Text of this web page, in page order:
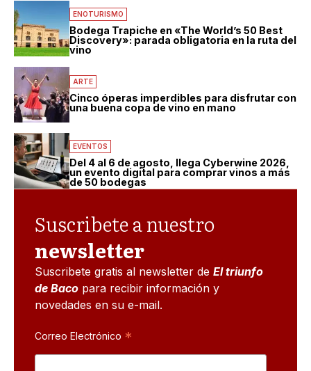
ENOTURISMO
Bodega Trapiche en «The World’s 50 Best
Discovery»: parada obligatoria en la ruta del
vino
ARTE
Cinco óperas imperdibles para disfrutar con
una buena copa de vino en mano
EVENTOS
Del 4 al 6 de agosto, llega Cyberwine 2026,
un evento digital para comprar vinos a más
de 50 bodegas
Suscribete a nuestro
newsletter
Suscribete gratis al newsletter de El triunfo
de Baco para recibir información y
novedades en su e-mail.
Correo Electrónico *